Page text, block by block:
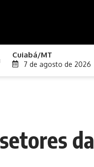
Cuiabá/MT
7 de agosto de 2026
da